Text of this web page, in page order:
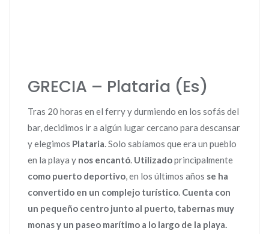
GRECIA – Plataria (Es)
Tras 20 horas en el ferry y durmiendo en los sofás del
bar, decidimos ir a algún lugar cercano para descansar
y elegimos Plataria. Solo sabíamos que era un pueblo
en la playa y nos encantó. Utilizadoprincipalmente
como puerto deportivo, en los últimos años se ha
convertido en un complejo turístico. Cuenta con
un pequeño centro junto al puerto, tabernas muy
monas y un paseo marítimo a lo largo de la playa.